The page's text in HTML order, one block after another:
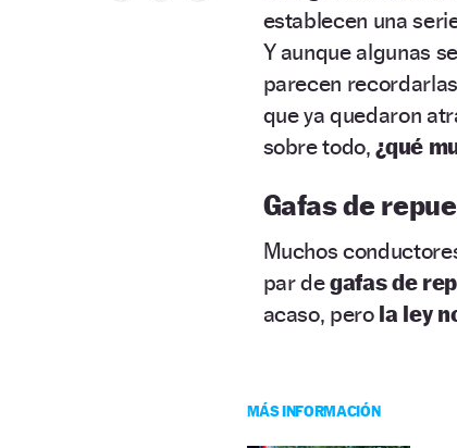
establecen una
Y aunque algunas
parecen
que ya quedaron
sobre todo,¿qué
Gafas de
Muchos
par degafas de
acaso, perola ley
MÁS INFORMACIÓN